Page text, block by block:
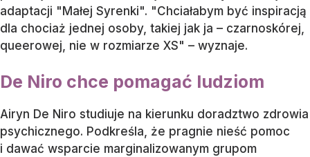
adaptacji "Małej Syrenki". "Chciałabym być inspiracją
dla chociaż jednej osoby, takiej jak ja – czarnoskórej,
queerowej, nie w rozmiarze XS" – wyznaje.
De Niro chce pomagać ludziom
Airyn De Niro studiuje na kierunku doradztwo zdrowia
psychicznego. Podkreśla, że pragnie nieść pomoc
i dawać wsparcie marginalizowanym grupom